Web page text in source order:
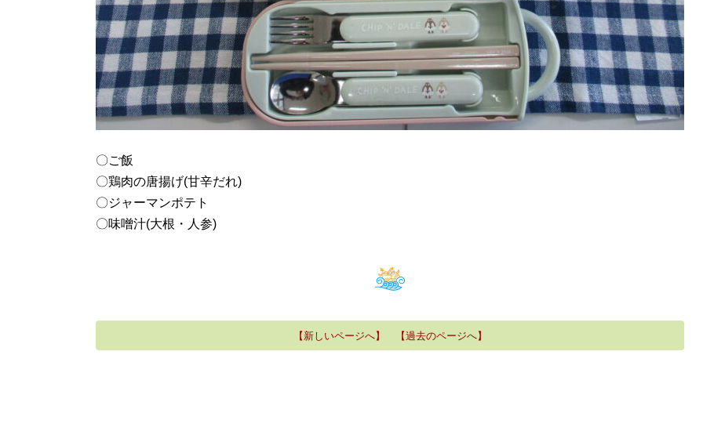
〇ご飯
〇鶏肉の唐揚げ(甘辛だれ)
〇ジャーマンポテト
〇味噌汁(大根・人参)
【新しいページへ】 【過去のページへ】